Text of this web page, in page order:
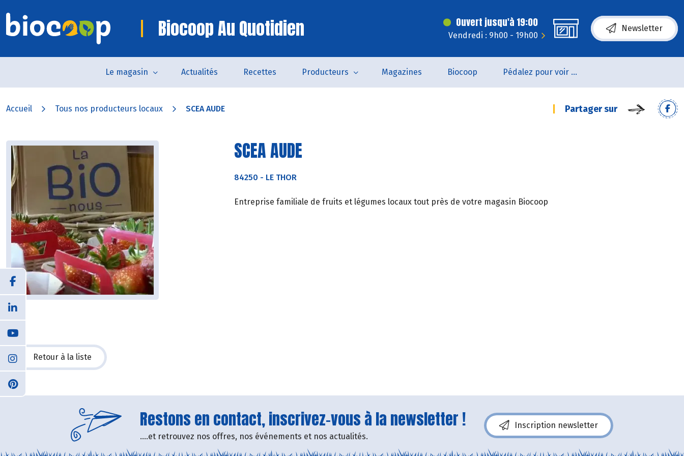
Biocoop Au Quotidien Ouvert jusqu'à 19:00
Vendredi : 9h00 - 19h00
Newsletter
Le magasin Actualités Recettes Producteurs Magazines Biocoop Pédalez pour voir un film !
Accueil Tous nos producteurs locaux SCEA AUDE Partager sur
SCEA AUDE
84250 - LE THOR
Entreprise familiale de fruits et légumes locaux tout près de votre magasin Biocoop
Retour à la liste
Restons en contact, inscrivez-vous à la newsletter !
....et retrouvez nos offres, nos événements et nos actualités.
Inscription newsletter